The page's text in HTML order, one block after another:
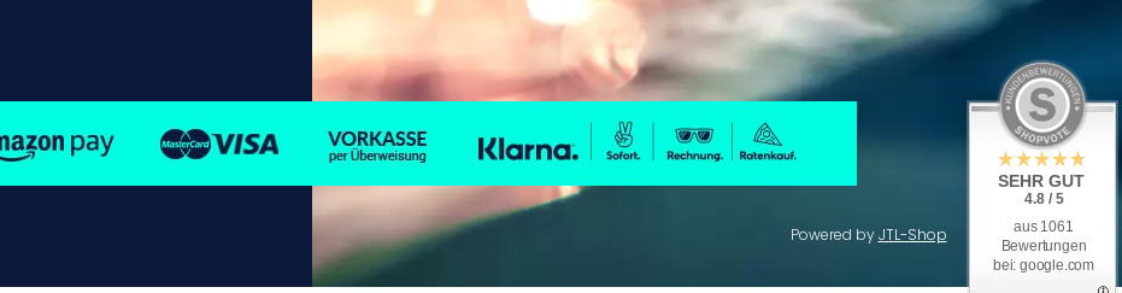
Powered byJTL-Shop
SEHR GUT
4.8 / 5
aus 1061
Bewertungen
bei: google.com